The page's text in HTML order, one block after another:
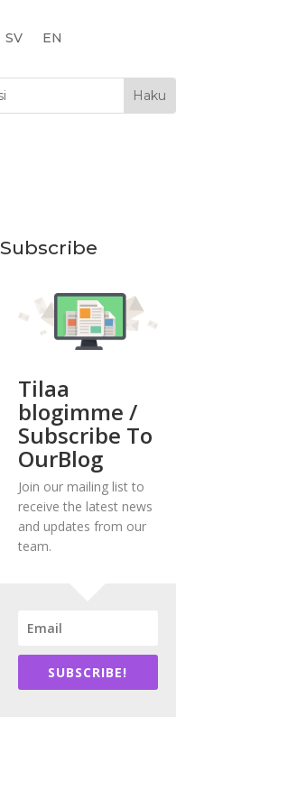
SV EN
Subscribe
Tilaa
blogimme /
Subscribe To
OurBlog
Join our mailing list to
receive the latest news
and updates from our
team.
SUBSCRIBE!